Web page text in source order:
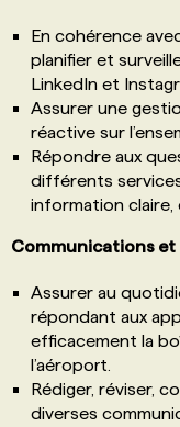
En cohérence
planifier et
LinkedIn et
Assurer une
réactive sur
Répondre aux
différents
information claire,
Communications
Assurer au
répondant aux
efficacement la
l’aéroport.
Rédiger, réviser,
diverses